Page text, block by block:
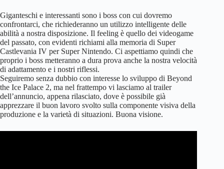
Giganteschi e interessanti sono i boss con cui dovremo
confrontarci, che richiederanno un utilizzo intelligente delle
abilità a nostra disposizione. Il feeling è quello dei videogame
del passato, con evidenti richiami alla memoria di Super
Castlevania IV per Super Nintendo. Ci aspettiamo quindi che
proprio i boss metteranno a dura prova anche la nostra velocità
di adattamento e i nostri riflessi.
Seguiremo senza dubbio con interesse lo sviluppo di Beyond
the Ice Palace 2, ma nel frattempo vi lasciamo al trailer
dell’annuncio, appena rilasciato, dove è possibile già
apprezzare il buon lavoro svolto sulla componente visiva della
produzione e la varietà di situazioni. Buona visione.